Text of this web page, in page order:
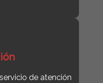
de atención